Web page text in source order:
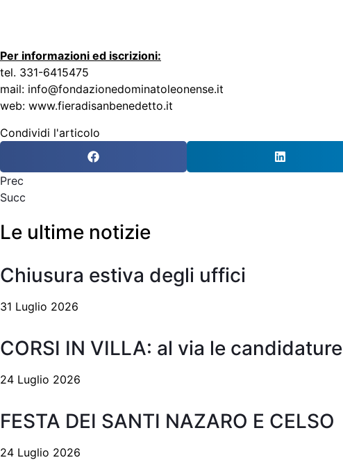
Per informazioni ed iscrizioni:
tel. 331-6415475
mail: info@fondazionedominatoleonense.it
web: www.fieradisanbenedetto.it
Condividi l'articolo
Prec
Succ
Le ultime notizie
Chiusura estiva degli uffici
31 Luglio 2026
CORSI IN VILLA: al via le
24 Luglio 2026
FESTA DEI SANTI NAZARO E CELSO
24 Luglio 2026